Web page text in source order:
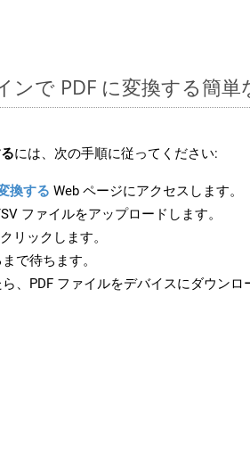
ンで PDF に変換する簡単
には、次の手順に従ってください:
換する Web ページにアクセスします。
ファイルをアップロードします。
リックします。
で待ちます。
、PDF ファイルをデバイスにダウンロ